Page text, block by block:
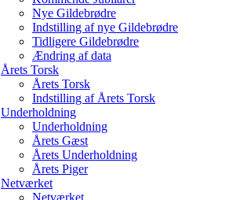
Nye Gildebrødre
Indstilling af nye Gildebrødre
Tidligere Gildebrødre
Ændring af data
Årets Torsk
Årets Torsk
Indstilling af Årets Torsk
Underholdning
Underholdning
Årets Gæst
Årets Underholdning
Årets Piger
Netværket
Netværket